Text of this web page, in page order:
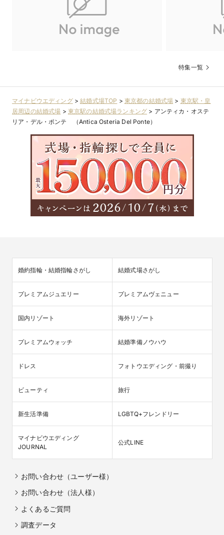
特集一覧
マイナビウエディング>結婚式場TOP > 東京都の結婚式場 > 東京駅・皇
居周辺の結婚式場 > 東京駅の結婚式場ランキング > アンティカ・オステ
リア・デル・ポンテ （Antica Osteria Del Ponte）
婚約指輪・結婚指輪さがし 結婚式場さがし
プレミアムジュエリー プレミアムヴェニュー
国内リゾート 海外リゾート
プレミアムウォッチ 結婚準備ノウハウ
ドレス フォトウエディング・前撮り
ビューティ 旅行
新生活準備 LGBTQ+フレンドリー
マイナビウエディング
JOURNAL
公式LINE
お問い合わせ（ユーザー様）
お問い合わせ（法人様）
よくあるご質問
調査データ